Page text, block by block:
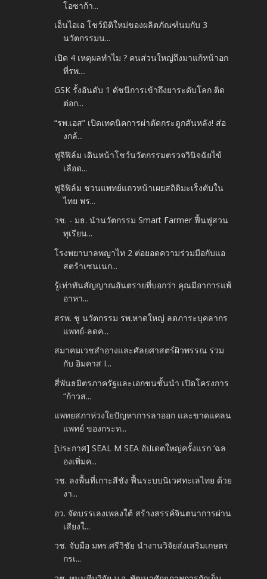
โอซาก้า...
เอ็นไอเอ โชว์มิติใหม่ของผลิตภัณฑ์นมกับ 3
นวัตกรรมน...
เปิด 4 เหตุผลทำไม ? คนส่วนใหญ่ถึงมาแก้หน้าอก
ที่รพ....
GSK รั้งอันดับ 1 ดัชนีการเข้าถึงยาระดับโลก ติด
ต่อก...
“รพ.เอส” เปิดเทคนิคการผ่าตัดกระดูกสันหลัง! ส่อ
งกล้...
ฟูจิฟิล์ม เดินหน้าโชว์นวัตกรรมตรวจวินิจฉัยไข้
เลือด...
ฟูจิฟิล์ม ชวนแพทย์แถวหน้าเผยสถิติมะเร็งตับใน
ไทย พร...
วช. - มธ. นำนวัตกรรม Smart Farmer ฟื้นฟูสวน
ทุเรียน...
โรงพยาบาลพญาไท 2 ต่อยอดความร่วมมือกับแอ
สตร้าเซนเนก...
รู้เท่าทันสัญญาณอันตรายที่บอกว่า คุณมีอาการแพ้
อาหา...
สรพ. ชู นวัตกรรม รพ.หาดใหญ่ ลดภาระบุคลากร
แพทย์-ลดค...
สมาคมเวชสำอางและศัลยศาสตร์ผิวพรรณ ร่วม
กับ อิมคาส I...
สี่พันธมิตรภาครัฐและเอกชนชั้นนำ เปิดโครงการ
“ก้าวส...
แพทยสภาห่วงใยปัญหาการลาออก และขาดแคลน
แพทย์ ของกระท...
[ประกาศ] SEAL M SEA อัปเดตใหญ่ครั้งแรก ‘ฉล
องเพิ่มค...
วช. ลงพื้นที่เกาะสีชัง ฟื้นระบบนิเวศทะเลไทย ด้วย
งา...
อว. จัดบรรเลงเพลงใต้ สร้างสรรค์จินตนาการผ่าน
เสียงใ...
วช. จับมือ มทร.ศรีวิชัย นำงานวิจัยส่งเสริมเกษตร
กรเ...